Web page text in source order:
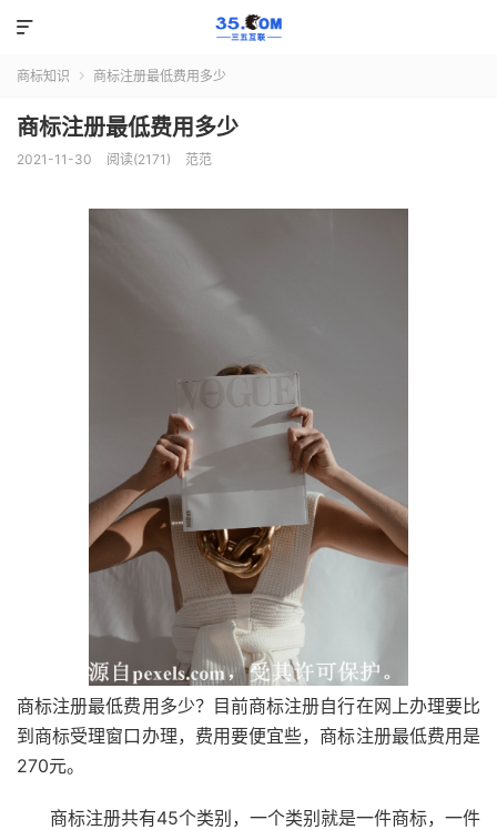

商标知识  商标注册最低费用多少
商标注册最低费用多少
2021-11-30 阅读(2171) 范范
商标注册最低费用多少？目前商标注册自行在网上办理要比
到商标受理窗口办理，费用要便宜些，商标注册最低费用是
270元。
商标注册共有45个类别，一个类别就是一件商标，一件